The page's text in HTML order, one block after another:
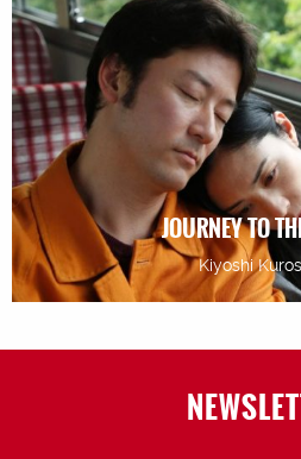
JOURNEY TO
Kiyoshi